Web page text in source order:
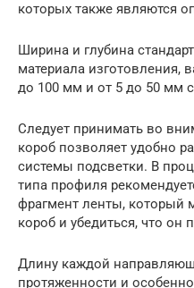
которых также являются
Ширина и глубина
материала изготовления,
до 100 мм и от 5 до 50 мм
Следует принимать во
короб позволяет удобно
системы подсветки. В
типа профиля
фрагмент ленты, который
короб и убедиться, что он
Длину каждой
протяженности и